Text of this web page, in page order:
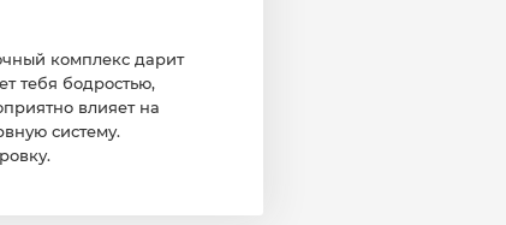
комплекс дарит
тебя бодростью,
влияет на
систему.